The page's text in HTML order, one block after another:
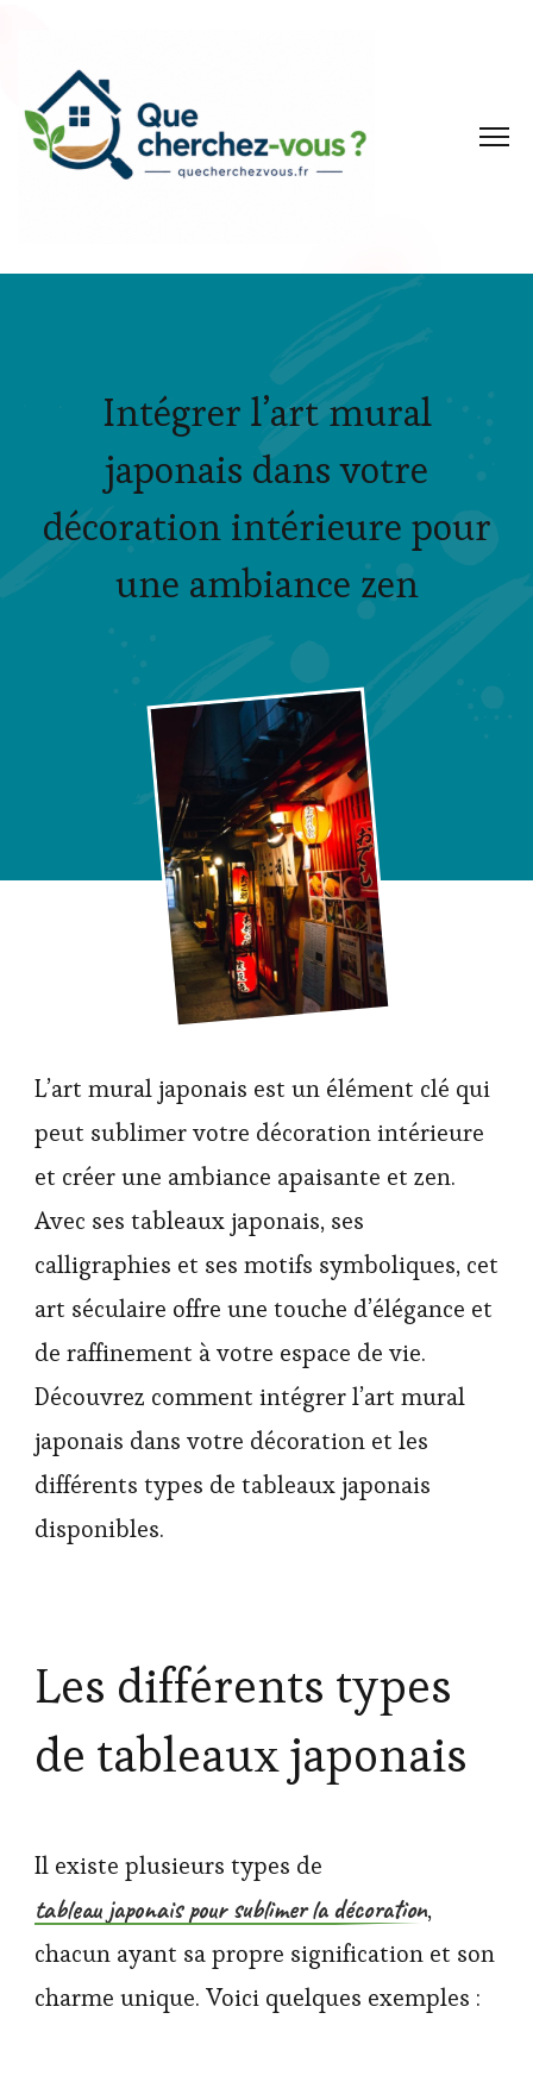
Intégrer l’art mural
japonais dans votre
décoration intérieure pour
une ambiance zen
L’art mural japonais est un élément clé qui
peut sublimer votre décoration intérieure
et créer une ambiance apaisante et zen.
Avec ses tableaux japonais, ses
calligraphies et ses motifs symboliques, cet
art séculaire offre une touche d’élégance et
de raffinement à votre espace de vie.
Découvrez comment intégrer l’art mural
japonais dans votre décoration et les
différents types de tableaux japonais
disponibles.
Les différents types
de tableaux japonais
Il existe plusieurs types de
tableau japonais pour sublimer la décoration,
chacun ayant sa propre signification et son
charme unique. Voici quelques exemples :